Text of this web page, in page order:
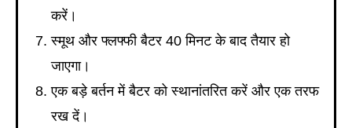
करें।
स्मूथ और फ्लफ्फी बैटर 40 मिनट के बाद तैयार हो
जाएगा।
एक बड़े बर्तन में बैटर को स्थानांतरित करें और एक तरफ
रख दें।